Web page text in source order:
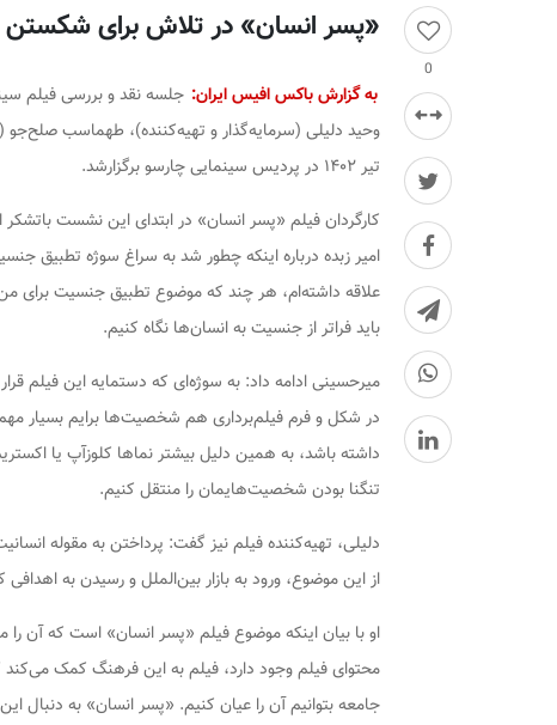
0
«پسر انسان» در تلاش برای شکستن
به گزارش باکس افیس ایران: جلسه نقد و بررسی فیلم
تیر ۱۴۰۲ در پردیس سینمایی چارسو برگزارشد.
کارگردان فیلم «پسر انسان» در ابتدای این نشست
امیر زبده درباره اینکه چطور شد به سراغ سوژه
علاقه داشته‌ام، هر چند که موضوع تطبیق جنسیت برای من
باید فراتر از جنسیت به انسان‌ها نگاه کنیم.
میرحسینی ادامه داد: به سوژه‌ای که دستمایه این فیلم
در شکل و فرم فیلم‌برداری هم شخصیت‌ها برایم بسیار
داشته باشد، به همین دلیل بیشتر نماها کلوزآپ یا
تنگنا بودن شخصیت‌هایمان را منتقل کنیم.
دلیلی، تهیه‌کننده فیلم نیز گفت: پرداختن به مقوله
از این موضوع، ورود به بازار بین‌الملل و رسیدن به
او با بیان اینکه موضوع فیلم «پسر انسان» است که آن
محتوای فیلم وجود دارد، فیلم به این فرهنگ کمک
جامعه بتوانیم آن را عیان کنیم. «پسر انسان» به دنبال